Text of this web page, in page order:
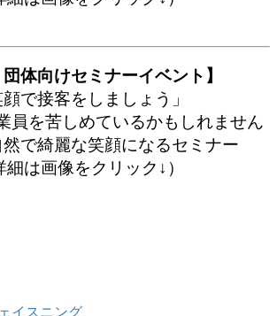
団体向けセミナーイベント】
顔で接客をしましょう」
員を苦しめているかもしれません
で綺麗な笑顔になるセミナー
細は画像をクリック↓）
イスニング